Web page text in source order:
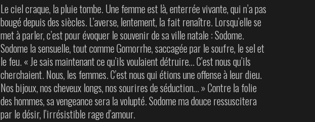
Le ciel craque, la pluie tombe. Une femme est là, enterrée vivante, qui n’a pas
bougé depuis des siècles. L’averse, lentement, la fait renaître. Lorsqu’elle se
met à parler, c’est pour évoquer le souvenir de sa ville natale : Sodome.
Sodome la sensuelle, tout comme Gomorrhe, saccagée par le soufre, le sel et
le feu. « Je sais maintenant ce qu’ils voulaient détruire… C’est nous qu’ils
cherchaient. Nous, les femmes. C’est nous qui étions une offense à leur dieu.
Nos bijoux, nos cheveux longs, nos sourires de séduction… » Contre la folie
des hommes, sa vengeance sera la volupté. Sodome ma douce ressuscitera
par le désir, l’irrésistible rage d’amour.